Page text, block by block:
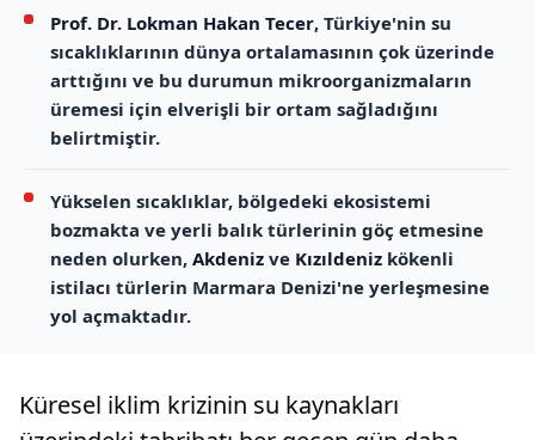
Prof. Dr. Lokman Hakan Tecer, Türkiye'nin su
sıcaklıklarının dünya ortalamasının çok üzerinde
arttığını ve bu durumun mikroorganizmaların
üremesi için elverişli bir ortam sağladığını
belirtmiştir.
Yükselen sıcaklıklar, bölgedeki ekosistemi
bozmakta ve yerli balık türlerinin göç etmesine
neden olurken, Akdeniz ve Kızıldeniz kökenli
istilacı türlerin Marmara Denizi'ne yerleşmesine
yol açmaktadır.
Küresel iklim krizinin su kaynakları